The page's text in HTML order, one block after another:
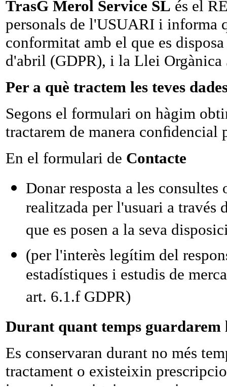
TrasG Merol Service SL és el
personals de l'USUARI i informa
conformitat amb el que es
d'abril (GDPR), i la Llei Orgànica
Per a què tractem les teves
Segons el formulari on hàgim
tractarem de manera conﬁdencial
En el formulari de Contacte
Donar resposta a les
realitzada per l'usuari a través
que es posen a la seva
(per l'interès legítim del
estadístiques i estudis de
art. 6.1.f GDPR)
Durant quant temps guardarem
Es conservaran durant no més
tractament o existeixin